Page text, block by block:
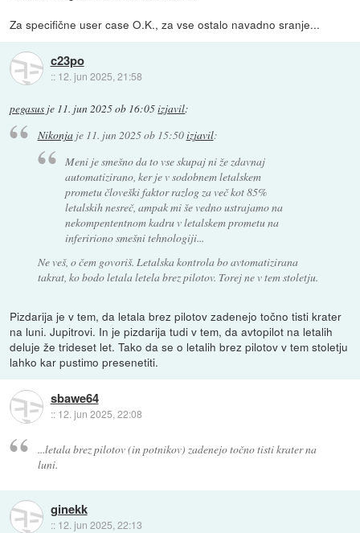
Za specifične user case O.K., za vse ostalo navadno sranje...
c23po
:: 12. jun 2025, 21:58
pegasus je 11. jun 2025 ob 16:05izjavil:
Nikonjaje 11. jun 2025 ob 15:50izjavil:
Meni je smešno da to vse skupaj ni že zdavnaj
automatizirano, ker je v sodobnem letalskem
prometu človeški faktor razlog za več kot 85%
letalskih nesreč, ampak mi še vedno ustrajamo na
nekompententnom kadru v letalskem prometu na
infeririono smešni tehnologiji...
Ne veš, o čem govoriš. Letalska kontrola bo avtomatizirana
takrat, ko bodo letala letela brez pilotov. Torej ne v tem stoletju.
Pizdarija je v tem, da letala brez pilotov zadenejo točno tisti krater
na luni. Jupitrovi. In je pizdarija tudi v tem, da avtopilot na letalih
deluje že trideset let. Tako da se o letalih brez pilotov v tem stoletju
lahko kar pustimo presenetiti.
sbawe64
:: 12. jun 2025, 22:08
...letala brez pilotov (in potnikov) zadenejo točno tisti krater na
luni.
ginekk
:: 12. jun 2025, 22:13